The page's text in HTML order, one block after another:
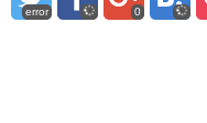
error 0